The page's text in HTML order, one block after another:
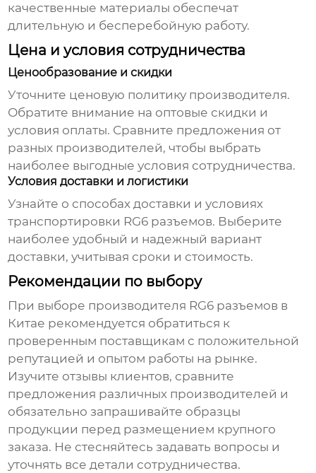
качественные материалы обеспечат
длительную и бесперебойную работу.
Цена и условия сотрудничества
Ценообразование и скидки
Уточните ценовую политику производителя.
Обратите внимание на оптовые скидки и
условия оплаты. Сравните предложения от
разных производителей, чтобы выбрать
наиболее выгодные условия сотрудничества.
Условия доставки и логистики
Узнайте о способах доставки и условиях
транспортировки RG6 разъемов. Выберите
наиболее удобный и надежный вариант
доставки, учитывая сроки и стоимость.
Рекомендации по выбору
При выборе производителя RG6 разъемов в
Китае рекомендуется обратиться к
проверенным поставщикам с положительной
репутацией и опытом работы на рынке.
Изучите отзывы клиентов, сравните
предложения различных производителей и
обязательно запрашивайте образцы
продукции перед размещением крупного
заказа. Не стесняйтесь задавать вопросы и
уточнять все детали сотрудничества.